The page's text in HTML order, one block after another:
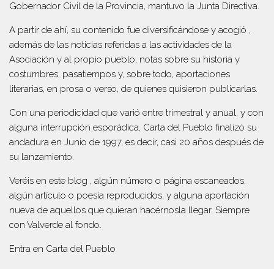
Gobernador Civil de la Provincia, mantuvo la Junta Directiva.
A partir de ahí, su contenido fue diversificándose y acogió ,
además de las noticias referidas a las actividades de la
Asociación y al propio pueblo, notas sobre su historia y
costumbres, pasatiempos y, sobre todo, aportaciones
literarias, en prosa o verso, de quienes quisieron publicarlas.
Con una periodicidad que varió entre trimestral y anual, y con
alguna interrupción esporádica, Carta del Pueblo finalizó su
andadura en Junio de 1997, es decir, casi 20 años después de
su lanzamiento.
Veréis en este blog , algún número o página escaneados,
algún artículo o poesía reproducidos, y alguna aportación
nueva de aquellos que quieran hacérnosla llegar. Siempre
con Valverde al fondo.
Entra en Carta del Pueblo